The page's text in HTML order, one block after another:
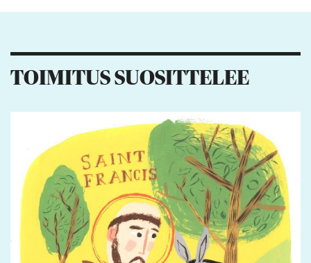
TOIMITUS SUOSITTELEE